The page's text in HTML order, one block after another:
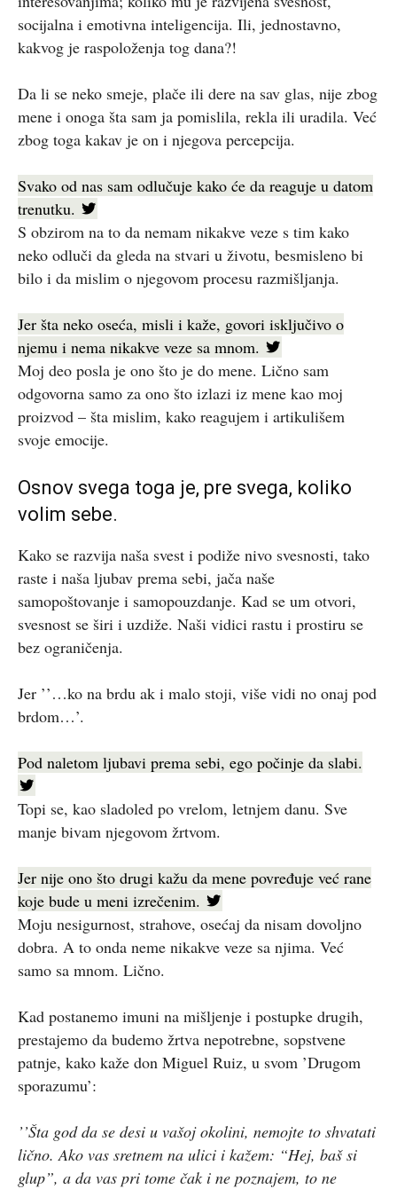
socijalna i emotivna inteligencija. Ili, jednostavno,
kakvog je raspoloženja tog dana?!
Da li se neko smeje, plače ili dere na sav glas, nije zbog
mene i onoga šta sam ja pomislila, rekla ili uradila. Već
zbog toga kakav je on i njegova percepcija.
Svako od nas sam odlučuje kako će da reaguje u datom
trenutku.
S obzirom na to da nemam nikakve veze s tim kako
neko odluči da gleda na stvari u životu, besmisleno bi
bilo i da mislim o njegovom procesu razmišljanja.
Jer šta neko oseća, misli i kaže, govori isključivo o
njemu i nema nikakve veze sa mnom.
Moj deo posla je ono što je do mene. Lično sam
odgovorna samo za ono što izlazi iz mene kao moj
proizvod – šta mislim, kako reagujem i artikulišem
svoje emocije.
Osnov svega toga je, pre svega, koliko
volim sebe.
Kako se razvija naša svest i podiže nivo svesnosti, tako
raste i naša ljubav prema sebi, jača naše
samopoštovanje i samopouzdanje. Kad se um otvori,
svesnost se širi i uzdiže. Naši vidici rastu i prostiru se
bez ograničenja.
Jer ’’…ko na brdu ak i malo stoji, više vidi no onaj pod
brdom…’.
Pod naletom ljubavi prema sebi, ego počinje da slabi.
Topi se, kao sladoled po vrelom, letnjem danu. Sve
manje bivam njegovom žrtvom.
Jer nije ono što drugi kažu da mene povređuje već rane
koje bude u meni izrečenim.
Moju nesigurnost, strahove, osećaj da nisam dovoljno
dobra. A to onda neme nikakve veze sa njima. Već
samo sa mnom. Lično.
Kad postanemo imuni na mišljenje i postupke drugih,
prestajemo da budemo žrtva nepotrebne, sopstvene
patnje, kako kaže don Miguel Ruiz, u svom ’Drugom
sporazumu’:
’’Šta god da se desi u vašoj okolini, nemojte to shvatati
lično. Ako vas sretnem na ulici i kažem: “Hej, baš si
glup”, a da vas pri tome čak i ne poznajem, to ne